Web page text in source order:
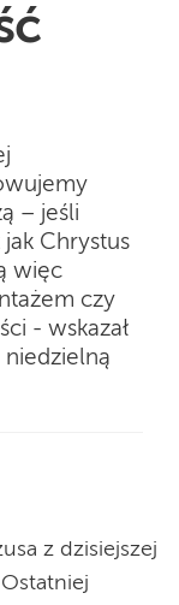
– jeśli
Chrystus
więc
czy
- wskazał
niedzielną
z dzisiejszej